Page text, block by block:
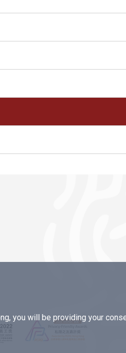
you will be providing your